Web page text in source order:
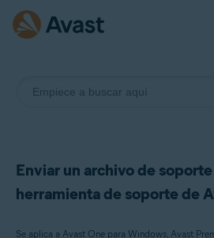
Enviar un archivo de
herramienta de soporte de